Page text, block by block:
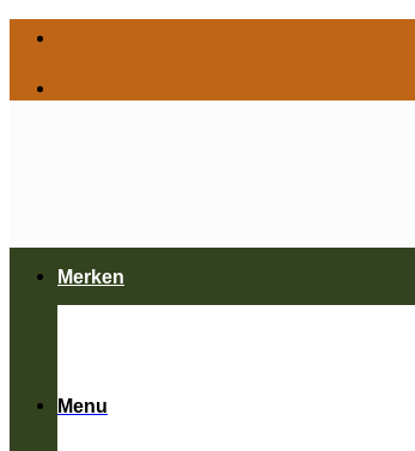
Menu
Merken